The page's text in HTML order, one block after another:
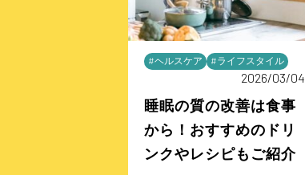
#ヘルスケア #ライフスタイル
2026/03/04
睡眠の質の改善は食事
から！おすすめのドリ
ンクやレシピもご紹介